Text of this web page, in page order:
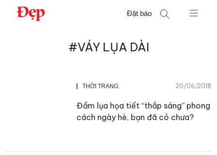
Chuyển
Đặt báo
#VÁY LỤA DÀI
THỜI TRANG 20/06/2018
Đầm lụa họa tiết “thắp sáng” phong
cách ngày hè, bạn đã có chưa?